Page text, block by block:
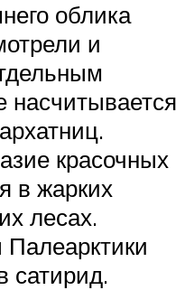
облика
и
красочных
в жарких
лесах.
сатирид.